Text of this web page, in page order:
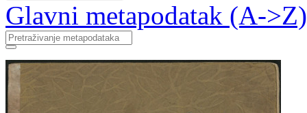
Glavni metapodatak (A->Z)